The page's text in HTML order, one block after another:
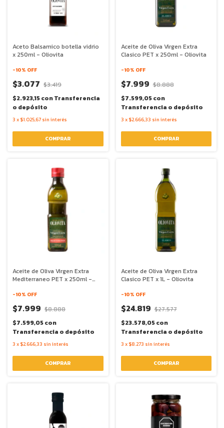
Aceto Balsamico botella vidrio
x 250ml - Oliovita
-10% OFF
$3.077 $3.419
$2.923,15conTransferencia
o depósito
3 x $1.025,67 sin interés
Aceite de Oliva Virgen Extra
Clasico PET x 250ml - Oliovita
-10% OFF
$7.999 $8.888
$7.599,05con
Transferencia o depósito
3 x $2.666,33 sin interés
Aceite de Oliva Virgen Extra
Mediterraneo PET x 250ml -
-10% OFF
$7.999 $8.888
$7.599,05con
Transferencia o depósito
3 x $2.666,33 sin interés
Aceite de Oliva Virgen Extra
Clasico PET x 1L - Oliovita
-10% OFF
$24.819 $27.577
$23.578,05con
Transferencia o depósito
3 x $8.273 sin interés